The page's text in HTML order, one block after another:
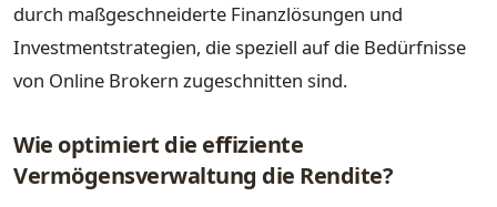
durch maßgeschneiderte Finanzlösungen und
Investmentstrategien, die speziell auf die Bedürfnisse
von Online Brokern zugeschnitten sind.
Wie optimiert die effiziente
Vermögensverwaltung die Rendite?